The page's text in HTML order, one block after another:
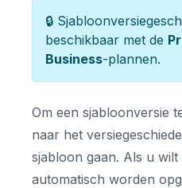
🔒
beschikbaar met de
Business-plannen.
Om een sjabloonversie
naar het
sjabloon gaan. Als u
automatisch worden